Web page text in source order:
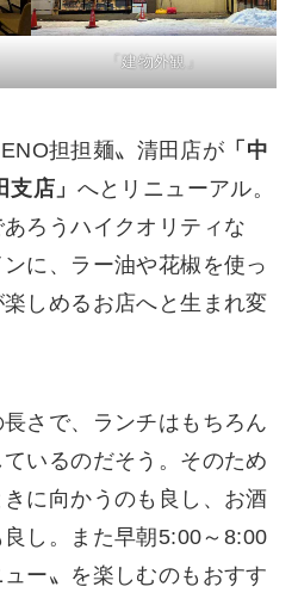
「建物外観」
担担麺〟清田店が 「中
店」 へとリニューアル。
ろうハイクオリティな
ンに、ラー油や花椒を使っ
しめるお店へと生まれ変
さで、ランチはもちろん
いるのだそう。そのため
に向かうのも良し、お酒
し。また早朝5:00～8:00
ー〟を楽しむのもおすす